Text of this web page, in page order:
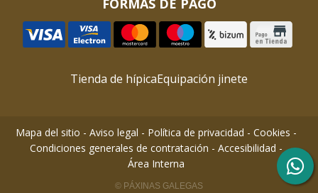
FORMAS DE PAGO
Tienda de hípicaEquipación jinete
Mapa del sitio - Aviso legal - Política de privacidad - Cookies -
Condiciones generales de contratación - Accesibilidad -
Área Interna
© PÁXINAS GALEGAS